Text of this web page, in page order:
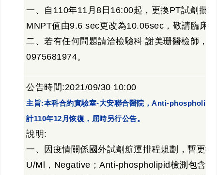
一、自110年11月8日16:00起，更換PT試劑批
MNPT值由9.6 sec更改為10.06sec，敬請臨床
二、若有任何問題請洽檢驗科 謝美珊醫檢師，
0975681974。
公告時間:2021/09/30 10:00
主旨:本科合約實驗室-大安聯合醫院，Anti-
計110年12月恢復，屈時另行公告。
說明:
一、因疫情關係國外試劑航運排程規劃，暫更
U/Ml，Negative；Anti-phospholipid檢測包含